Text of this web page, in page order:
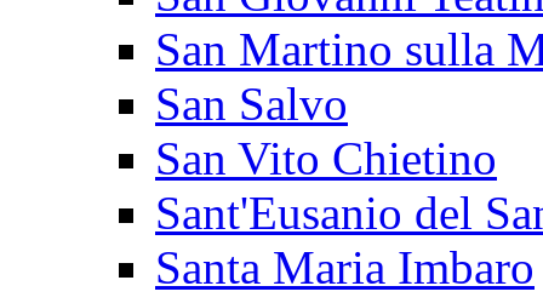
San Martino sulla
San Salvo
San Vito Chietino
Sant'Eusanio del
Santa Maria Imbaro